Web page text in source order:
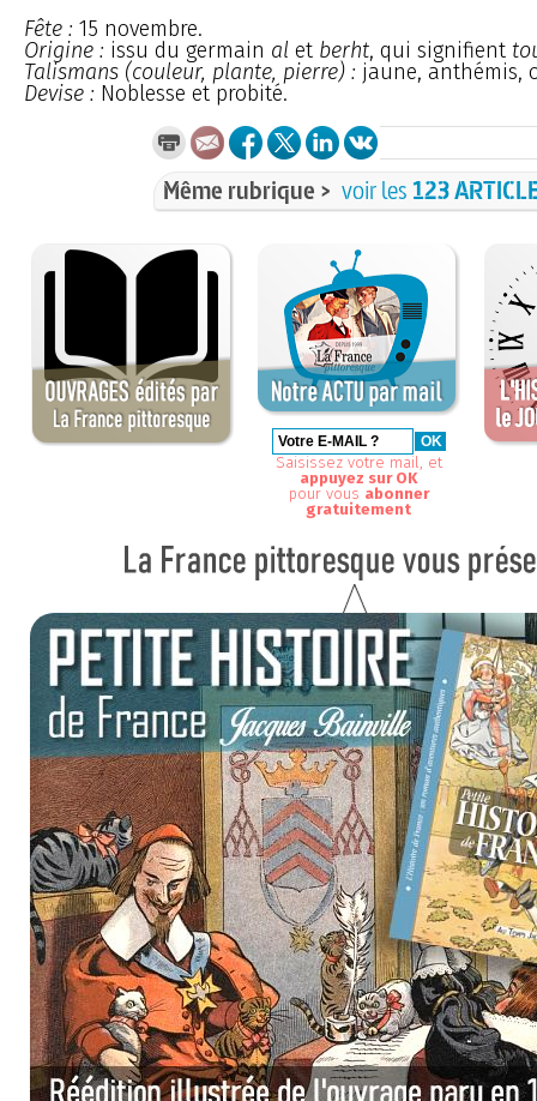
Fête : 15 novembre.
Origine : issu du germain al et berht, qui signifient
Talismans (couleur, plante, pierre) : jaune, anthémis,
Devise : Noblesse et probité.
Même rubrique > voir les 123
Saisissez votre mail, et
appuyez sur OK
pour vous abonner
gratuitement